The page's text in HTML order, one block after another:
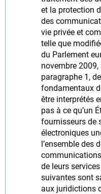
et la protection
des
vie privée et
telle que
du Parlement
novembre
paragraphe 1,
fondamentaux
être interprétés
pas à ce qu’un
fournisseurs de
électroniques
l’ensemble des
de leurs
suivantes sont
aux juridictions